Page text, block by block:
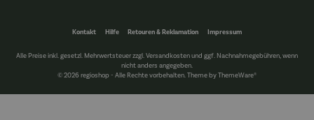
Kontakt Hilfe Retouren & Reklamation Impressum
Alle Preise inkl. gesetzl. Mehrwertsteuer zzgl.Versandkostenund ggf. Nachnahmegebühren, wenn
nicht anders angegeben.
© 2026 regioshop - Alle Rechte vorbehalten. Theme byThemeWare®